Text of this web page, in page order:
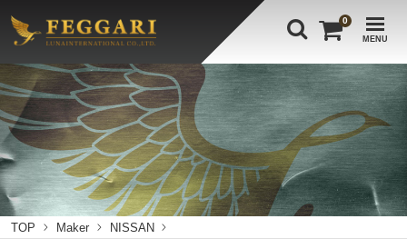
MENU
0
TOP Maker NISSAN